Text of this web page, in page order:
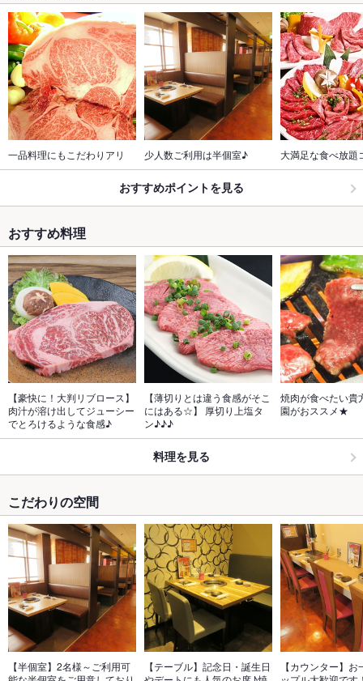
一品料理にもこだわりアリ 少人数ご利用は半個室♪ 大満足な食べ放題
おすすめポイントを見る
おすすめ料理
【豪快に！大判リブロース】
肉汁が溶け出してジューシー
でとろけるような食感♪
【薄切りとは違う食感がそこ
にはある☆】 厚切り上塩タ
ン♪♪♪
焼肉が食べたい貴
園がおススメ★
料理を見る
こだわりの空間
【半個室】2名様～ご利用可
【テーブル】記念日・誕生日
【カウンター】